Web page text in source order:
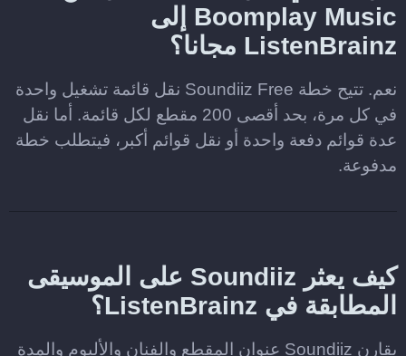
Boomplay Music إلى
ListenBrainz مجانا؟
نعم. تتيح خطة Soundiiz Free نقل قائمة تشغيل واحدة
في كل مرة، بحد أقصى 200 مقطع لكل قائمة. أما نقل
عدة قوائم دفعة واحدة أو نقل قوائم أكبر، فيتطلب خطة
مدفوعة.
كيف يعثر Soundiiz على الموسيقى
المطابقة في ListenBrainz؟
يقارن Soundiiz عنوان المقطع والفنان والألبوم والمدة